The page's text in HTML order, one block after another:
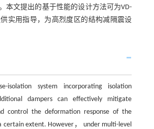
本文提出的基于性能的设计方法可为VD-
实用指导，为高烈度区的结构减隔震设
isolation system incorporating isolation
dampers can effectively mitigate
control the deformation response of the
certain extent. However， under multi-level